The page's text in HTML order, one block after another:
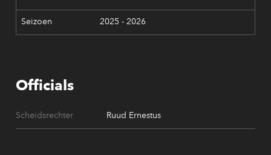
2025 - 2026
Officials
Scheidsrechter Ruud Ernestus